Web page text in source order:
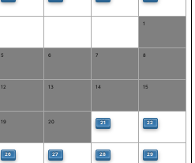
1
5 6 7 8
12 13 14 15
19 20 21 22
26 27 28 29